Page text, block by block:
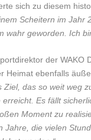
sich zu diesem
Scheitern im Jahr
wahr geworden. Ich
der WAKO
Heimat ebenfalls
Ziel, das so weit weg
erreicht. Es fällt
Moment zu
Jahre, die vielen